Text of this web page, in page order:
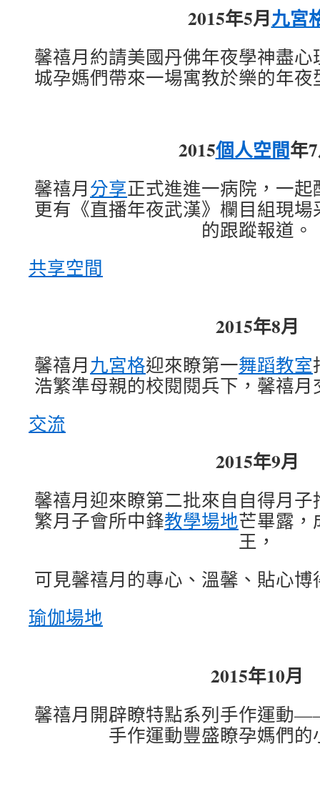
2015年5月九宮
馨禧月約請美國丹佛年夜學神盡心
城孕媽們帶來一場寓教於樂的年
2015個人空間年7
馨禧月分享正式進進一病院，一
更有《直播年夜武漢》欄目組現場
的跟蹤報道。
共享空間
2015年8月
馨禧月 九宮格迎來瞭第一舞蹈教室
浩繁準母親的校閱閱兵下，馨禧
交流
2015年9月
馨禧月迎來瞭第二批來自自得月
繁月子會所中鋒教學場地芒畢露，
王，
可見馨禧月的專心、溫馨、貼心
瑜伽場地
2015年10月
馨禧月開辟瞭特點系列手作運動
手作運動豐盛瞭孕媽們的